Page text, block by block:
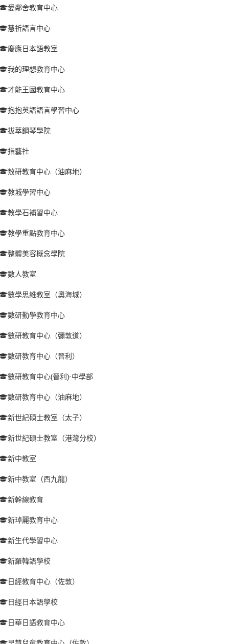
愛鄰舍教育中心
慧祈語言中心
慶應日本語教室
我的理想教育中心
才能王國教育中心
抱抱英語語言學習中心
拔萃鋼琴學院
指藝社
敖研教育中心（油麻地）
教城學習中心
教學石補習中心
教學重點教育中心
整體美容概念學院
數人教室
數學思維教室（奧海城）
數研勤學教育中心
數研教育中心（彌敦道）
數研教育中心（晉利）
數研教育中心(晉利)-中學部
數研教育中心（油麻地）
新世紀碩士教室（太子）
新世紀碩士教室（港灣分校）
新中教室
新中教室（西九龍）
新幹線教育
新琸麗教育中心
新生代學習中心
新羅韓語學校
日經教育中心（佐敦）
日經日本語學校
日華日語教育中心